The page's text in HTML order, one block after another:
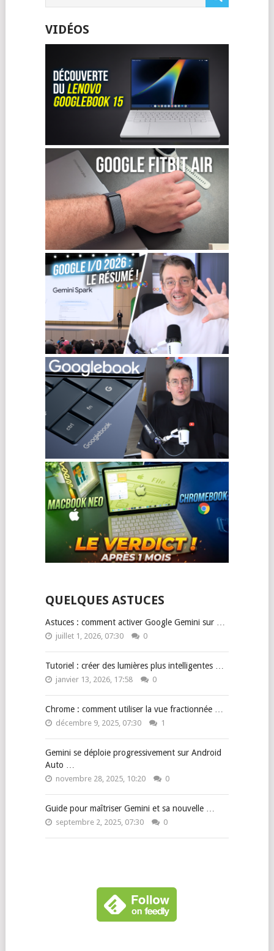
VIDÉOS
QUELQUES ASTUCES
Astuces : comment activer Google Gemini sur …
juillet 1, 2026, 07:30 0
Tutoriel : créer des lumières plus intelligentes …
janvier 13, 2026, 17:58 0
Chrome : comment utiliser la vue fractionnée …
décembre 9, 2025, 07:30 1
Gemini se déploie progressivement sur Android
Auto …
novembre 28, 2025, 10:20 0
Guide pour maîtriser Gemini et sa nouvelle …
septembre 2, 2025, 07:30 0